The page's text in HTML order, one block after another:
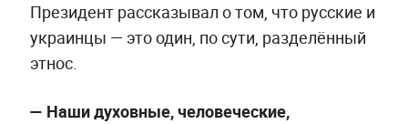
Президент рассказывал о том, что русские и
украинцы — это один, по сути, разделённый
этнос.
— Наши духовные, человеческие,